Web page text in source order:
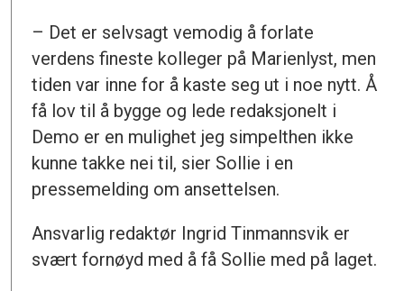
– Det er selvsagt vemodig å forlate
verdens fineste kolleger på Marienlyst, men
tiden var inne for å kaste seg ut i noe nytt. Å
få lov til å bygge og lede redaksjonelt i
Demo er en mulighet jeg simpelthen ikke
kunne takke nei til, sier Sollie i en
pressemelding om ansettelsen.
Ansvarlig redaktør Ingrid Tinmannsvik er
svært fornøyd med å få Sollie med på laget.